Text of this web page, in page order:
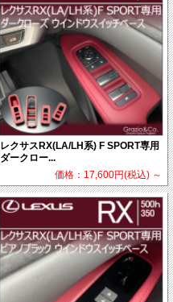
レクサスRX(LA/LH系) F SPORT専用
ダークロー...
価格：17,600円(税込) ～